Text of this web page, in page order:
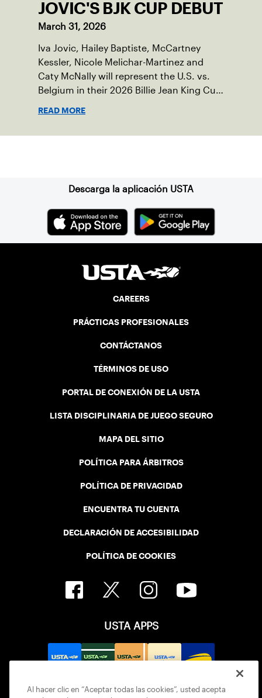
JOVIC'S BJK CUP DEBUT
March 31, 2026
Iva Jovic, Hailey Baptiste, McCartney
Kessler, Nicole Melichar-Martinez and
Caty McNally will represent the U.S. vs.
Belgium in their 2026 Billie Jean King Cup
READ MORE
Descarga la aplicación USTA
CAREERS
PRÁCTICAS PROFESIONALES
CONTÁCTANOS
TÉRMINOS DE USO
PORTAL DE CONEXIÓN DE LA USTA
LISTA DISCIPLINARIA DE JUEGO SEGURO
MAPA DEL SITIO
POLÍTICA PARA ÁRBITROS
POLÍTICA DE PRIVACIDAD
ENCUENTRA TU CUENTA
DECLARACIÓN DE ACCESIBILIDAD
POLÍTICA DE COOKIES
USTA APPS
Al hacer clic en “Aceptar todas las cookies”, usted acepta